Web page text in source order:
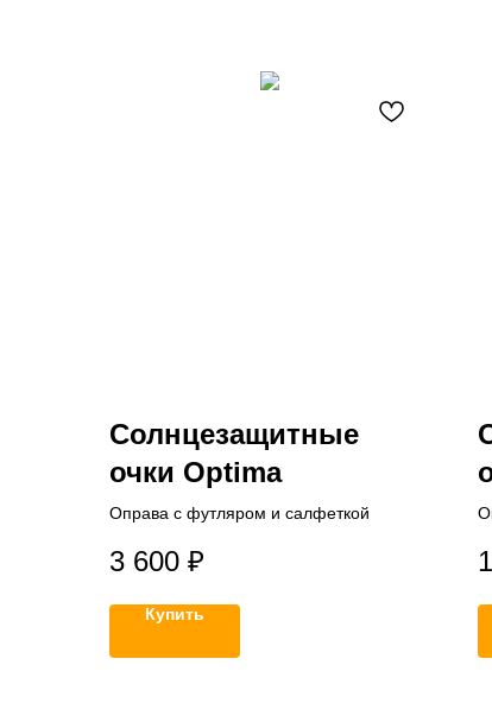
Солнцезащитные
очки Optima
Оправа с футляром и салфеткой
3 600 ₽
Купить